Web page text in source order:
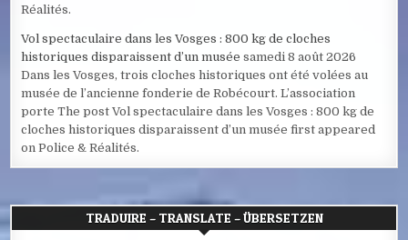
Réalités.
Vol spectaculaire dans les Vosges : 800 kg de cloches
historiques disparaissent d’un musée samedi 8 août 2026
Dans les Vosges, trois cloches historiques ont été volées au
musée de l’ancienne fonderie de Robécourt. L’association
porte The post Vol spectaculaire dans les Vosges : 800 kg de
cloches historiques disparaissent d’un musée first appeared
on Police & Réalités.
TRADUIRE – TRANSLATE – ÜBERSETZEN